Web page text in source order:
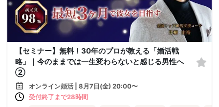
【セミナー】無料！30年のプロが教える「婚活戦
略」｜今のままでは一生変わらないと感じる男性へ
②
オンライン婚活 | 8月7日(金) 20:00〜
受付終了まで28時間